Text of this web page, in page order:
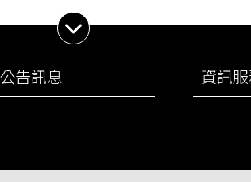
展開子選單
公告訊息 資訊